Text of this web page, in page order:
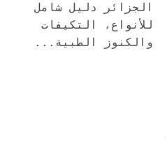
الجزائر دليل شامل
للأنواع، التكيفات
والكنوز الطبية...